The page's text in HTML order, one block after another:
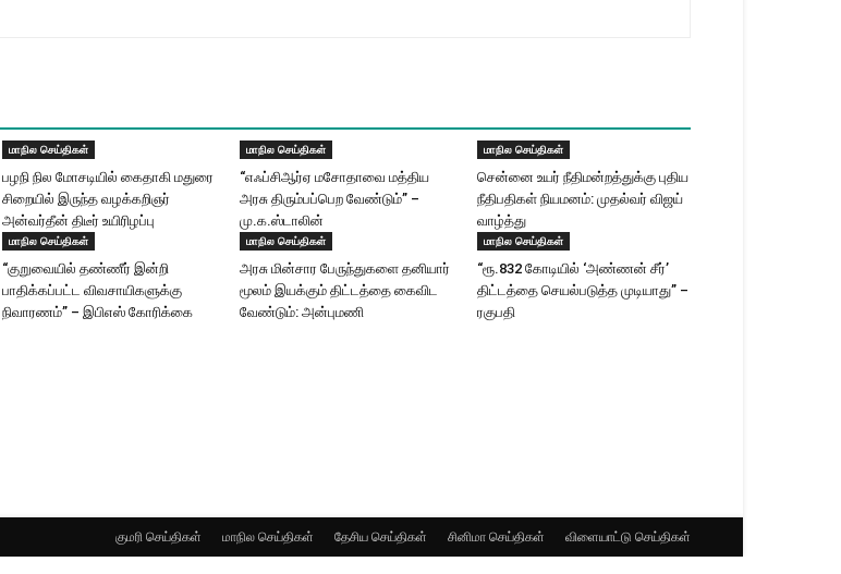
மாநில செய்திகள்
பழநி நில மோசடியில் கைதாகி மதுரை
சிறையில் இருந்த வழக்கறிஞர்
அன்வர்தீன் திடீர் உயிரிழப்பு
மாநில செய்திகள்
“எஃப்சிஆர்ஏ மசோதாவை மத்திய
அரசு திரும்பப்பெற வேண்டும்” –
மு.க.ஸ்டாலின்
மாநில செய்திகள்
சென்னை உயர் நீதிமன்றத்துக்கு புதிய
நீதிபதிகள் நியமனம்: முதல்வர் விஜய்
வாழ்த்து
மாநில செய்திகள்
“குறுவையில் தண்ணீர் இன்றி
பாதிக்கப்பட்ட விவசாயிகளுக்கு
நிவாரணம்” – இபிஎஸ் கோரிக்கை
மாநில செய்திகள்
அரசு மின்சார பேருந்துகளை தனியார்
மூலம் இயக்கும் திட்டத்தை கைவிட
வேண்டும்: அன்புமணி
மாநில செய்திகள்
“ரூ.832 கோடியில் ‘அண்ணன் சீர்’
திட்டத்தை செயல்படுத்த முடியாது” –
ரகுபதி
குமரி செய்திகள் மாநில செய்திகள் தேசிய செய்திகள் சினிமா செய்திகள் விளையாட்டு செய்திகள்